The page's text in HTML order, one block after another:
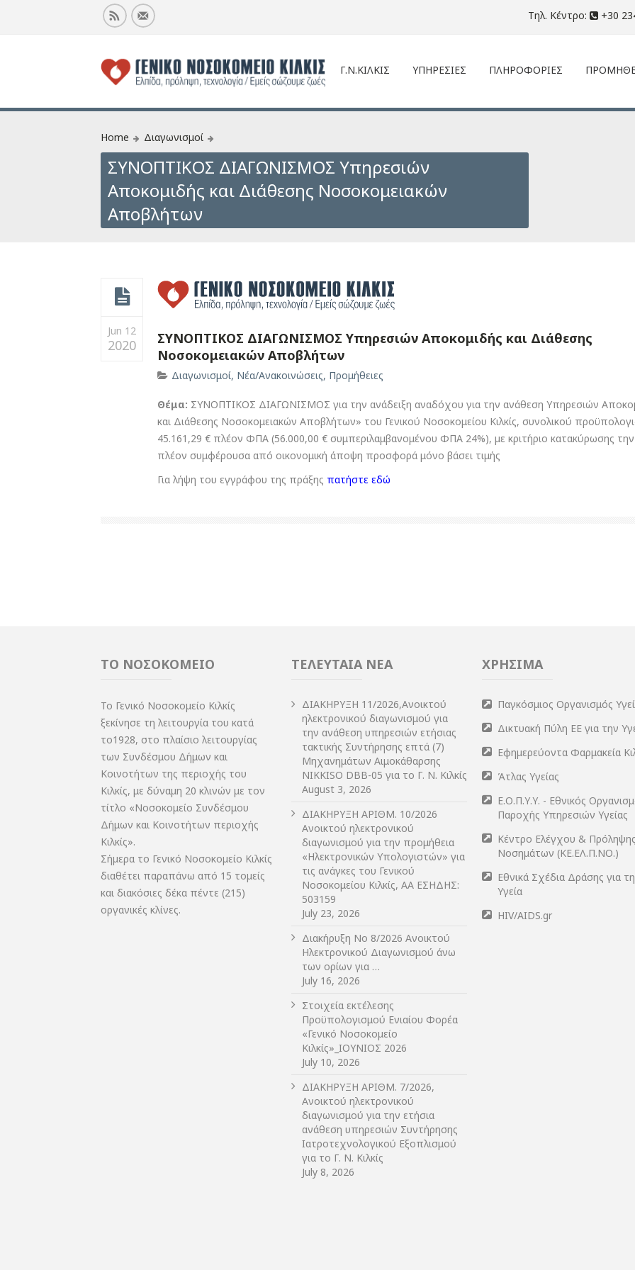
Τηλ. Κέντρο: +30
Γ.Ν.ΚΙΛΚΙΣ ΥΠΗΡΕΣΙΕΣ ΠΛΗΡΟΦΟΡΙΕΣ
Home Διαγωνισμοί
ΣΥΝΟΠΤΙΚΟΣ ΔΙΑΓΩΝΙΣΜΟΣ Υπηρεσιών
Αποκομιδής και Διάθεσης Νοσοκομειακών
Αποβλήτων
Jun 12
2020
ΣΥΝΟΠΤΙΚΟΣ ΔΙΑΓΩΝΙΣΜΟΣ Υπηρεσιών Αποκομιδής και Διάθεσης
Νοσοκομειακών Αποβλήτων
Διαγωνισμοί, Νέα/Ανακοινώσεις, Προμήθειες
Θέμα: ΣΥΝΟΠΤΙΚΟΣ ΔΙΑΓΩΝΙΣΜΟΣ για την ανάδειξη αναδόχου για την ανάθεση Υπηρεσιών
και Διάθεσης Νοσοκομειακών Αποβλήτων» του Γενικού Νοσοκομείου Κιλκίς, συνολικού
45.161,29 € πλέον ΦΠΑ (56.000,00 € συμπεριλαμβανομένου ΦΠΑ 24%), με κριτήριο κατακύρωσης την
πλέον συμφέρουσα από οικονομική άποψη προσφορά μόνο βάσει τιμής
Για λήψη του εγγράφου της πράξης πατήστε εδώ
ΤΟ ΝΟΣΟΚΟΜΕΙΟ
Το Γενικό Νοσοκομείο Κιλκίς
ξεκίνησε τη λειτουργία του κατά
το1928, στο πλαίσιο λειτουργίας
των Συνδέσμου Δήμων και
Κοινοτήτων της περιοχής του
Κιλκίς, με δύναμη 20 κλινών με τον
τίτλο «Νοσοκομείο Συνδέσμου
Δήμων και Κοινοτήτων περιοχής
Κιλκίς».
Σήμερα το Γενικό Νοσοκομείο Κιλκίς
διαθέτει παραπάνω από 15 τομείς
και διακόσιες δέκα πέντε (215)
οργανικές κλίνες.
ΤΕΛΕΥΤΑΙΑ ΝΕΑ
ΔIΑΚΗΡΥΞΗ 11/2026,Ανοικτού
ηλεκτρονικού διαγωνισμού για
την ανάθεση υπηρεσιών ετήσιας
τακτικής Συντήρησης επτά (7)
Μηχανημάτων Αιμοκάθαρσης
NIKKISO DBB-05 για το Γ. Ν. Κιλκίς
August 3, 2026
ΔIΑΚΗΡΥΞΗ ΑΡIΘΜ. 10/2026
Ανοικτού ηλεκτρονικού
διαγωνισμού για την προμήθεια
«Ηλεκτρονικών Υπολογιστών» για
τις ανάγκες του Γενικού
Νοσοκομείου Κιλκίς, ΑΑ ΕΣΗΔΗΣ:
503159
July 23, 2026
Διακήρυξη Νο 8/2026 Ανοικτού
Ηλεκτρονικού Διαγωνισμού άνω
των ορίων για …
July 16, 2026
Στοιχεία εκτέλεσης
Προϋπολογισμού Ενιαίου Φορέα
«Γενικό Νοσοκομείο
Κιλκίς»_ΙΟΥΝΙΟΣ 2026
July 10, 2026
ΔIΑΚΗΡΥΞΗ ΑΡIΘΜ. 7/2026,
Ανοικτού ηλεκτρονικού
διαγωνισμού για την ετήσια
ανάθεση υπηρεσιών Συντήρησης
Ιατροτεχνολογικού Εξοπλισμού
για το Γ. Ν. Κιλκίς
July 8, 2026
ΧΡΗΣΙΜΑ
Παγκόσμιος Οργανισμός
Δικτυακή Πύλη ΕΕ για την
Εφημερεύοντα Φαρμακεία
Άτλας Υγείας
Ε.Ο.Π.Υ.Υ. - Εθνικός
Παροχής Υπηρεσιών Υγείας
Κέντρο Ελέγχου & Πρόληψης
Νοσημάτων (ΚΕ.ΕΛ.Π.ΝΟ.)
Εθνικά Σχέδια Δράσης για
Υγεία
HIV/AIDS.gr